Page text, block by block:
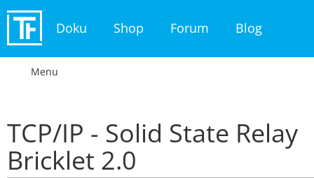
Doku Shop Forum Blog
Menu
TCP/IP - Solid State Relay
Bricklet 2.0